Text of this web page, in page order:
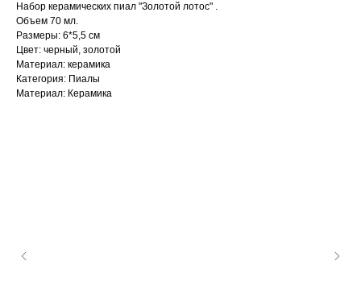
Набор керамических пиал "Золотой лотос" .
Объем 70 мл.
Размеры: 6*5,5 см
Цвет: черный, золотой
Материал: керамика
Категория: Пиалы
Материал: Керамика